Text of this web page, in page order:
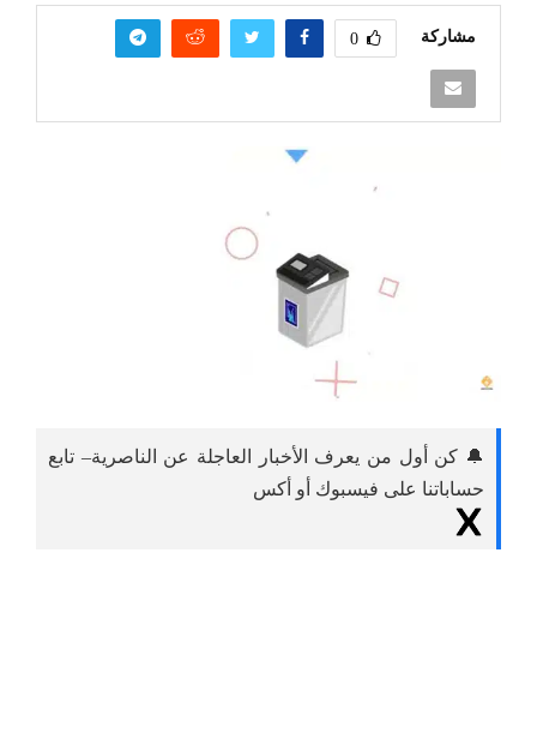
مشاركة 0
🔔 كن أول من يعرف الأخبار العاجلة عن الناصرية– تابع
حساباتنا على فيسبوك أو أكس